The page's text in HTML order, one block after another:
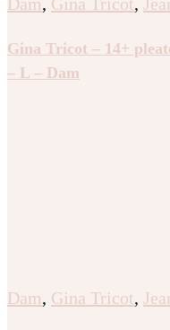
Gina Tricot – 14+
– L – Dam
Dam, Gina Tricot,